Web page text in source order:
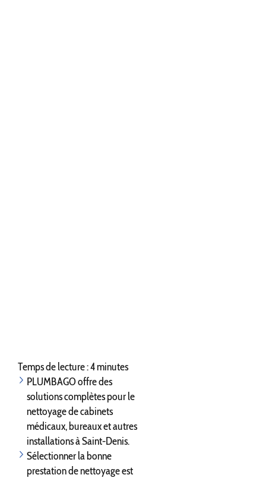
Temps de lecture : 4 minutes
PLUMBAGO offre des
solutions complètes pour le
nettoyage de cabinets
médicaux, bureaux et autres
installations à Saint-Denis.
Sélectionner la bonne
prestation de nettoyage est